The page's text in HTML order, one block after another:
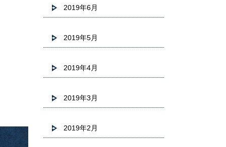
2019年6月
2019年5月
2019年4月
2019年3月
2019年2月